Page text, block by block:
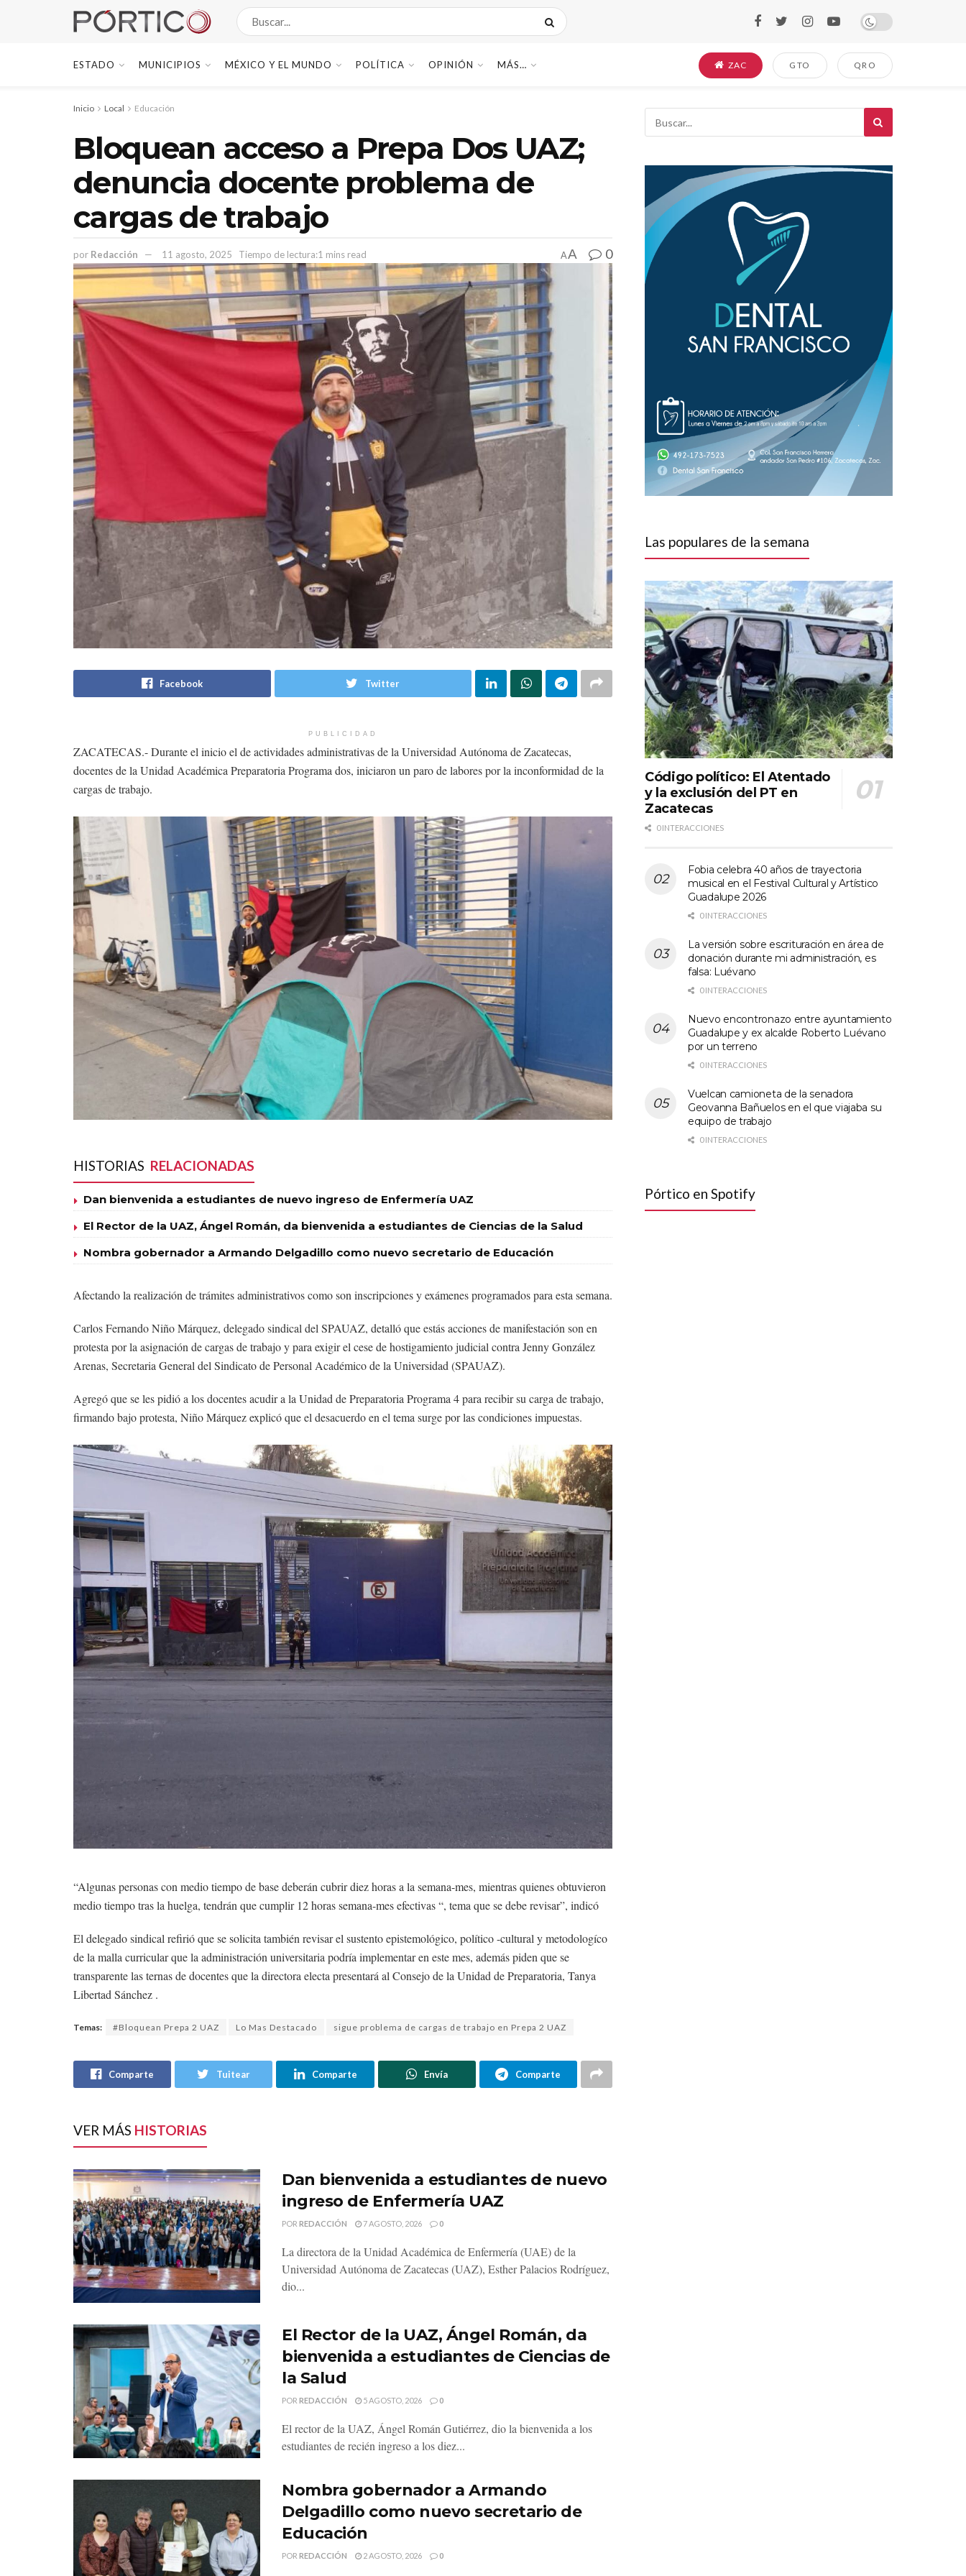
ESTADO MUNICIPIOS MÉXICO Y EL MUNDO POLÍTICA OPINIÓN MÁS… ZAC GTO QRO
Inicio Local Educación
Bloquean acceso a Prepa Dos UAZ;
denuncia docente problema de
cargas de trabajo
por Redacción 11 agosto, 2025 Tiempo de lectura:1 mins read AA 0
Facebook Twitter
PUBLICIDAD
ZACATECAS.- Durante el inicio el de actividades administrativas de la Universidad Autónoma de Zacatecas,
docentes de la Unidad Académica Preparatoria Programa dos, iniciaron un paro de labores por la inconformidad de la
cargas de trabajo.
HISTORIAS RELACIONADAS
Dan bienvenida a estudiantes de nuevo ingreso de Enfermería UAZ
El Rector de la UAZ, Ángel Román, da bienvenida a estudiantes de Ciencias de la Salud
Nombra gobernador a Armando Delgadillo como nuevo secretario de Educación
Afectando la realización de trámites administrativos como son inscripciones y exámenes programados para esta semana.
Carlos Fernando Niño Márquez, delegado sindical del SPAUAZ, detalló que estás acciones de manifestación son en
protesta por la asignación de cargas de trabajo y para exigir el cese de hostigamiento judicial contra Jenny González
Arenas, Secretaria General del Sindicato de Personal Académico de la Universidad (SPAUAZ).
Agregó que se les pidió a los docentes acudir a la Unidad de Preparatoria Programa 4 para recibir su carga de trabajo,
firmando bajo protesta, Niño Márquez explicó que el desacuerdo en el tema surge por las condiciones impuestas.
“Algunas personas con medio tiempo de base deberán cubrir diez horas a la semana-mes, mientras quienes obtuvieron
medio tiempo tras la huelga, tendrán que cumplir 12 horas semana-mes efectivas “, tema que se debe revisar”, indicó
El delegado sindical refirió que se solicita también revisar el sustento epistemológico, político -cultural y metodologíco
de la malla curricular que la administración universitaria podría implementar en este mes, además piden que se
transparente las ternas de docentes que la directora electa presentará al Consejo de la Unidad de Preparatoria, Tanya
Libertad Sánchez .
Temas: #Bloquean Prepa 2 UAZ Lo Mas Destacado sigue problema de cargas de trabajo en Prepa 2 UAZ
Comparte Tuitear Comparte Envía Comparte
VER MÁS HISTORIAS
Dan bienvenida a estudiantes de nuevo
ingreso de Enfermería UAZ
POR REDACCIÓN 7 AGOSTO, 2026 0
La directora de la Unidad Académica de Enfermería (UAE) de la
Universidad Autónoma de Zacatecas (UAZ), Esther Palacios Rodríguez,
dio...
El Rector de la UAZ, Ángel Román, da
bienvenida a estudiantes de Ciencias de
la Salud
POR REDACCIÓN 5 AGOSTO, 2026 0
El rector de la UAZ, Ángel Román Gutiérrez, dio la bienvenida a los
estudiantes de recién ingreso a los diez...
Nombra gobernador a Armando
Delgadillo como nuevo secretario de
Educación
POR REDACCIÓN 2 AGOSTO, 2026 0
Las populares de la semana
Código político: El Atentado
y la exclusión del PT en
Zacatecas
0 INTERACCIONES
Fobia celebra 40 años de trayectoria
musical en el Festival Cultural y Artístico
Guadalupe 2026
0 INTERACCIONES
La versión sobre escrituración en área de
donación durante mi administración, es
falsa: Luévano
0 INTERACCIONES
Nuevo encontronazo entre ayuntamiento
Guadalupe y ex alcalde Roberto Luévano
por un terreno
0 INTERACCIONES
Vuelcan camioneta de la senadora
Geovanna Bañuelos en el que viajaba su
equipo de trabajo
0 INTERACCIONES
Pórtico en Spotify